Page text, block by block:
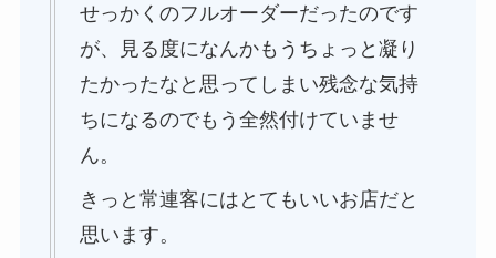
せっかくのフルオーダーだったのです
が、見る度になんかもうちょっと凝り
たかったなと思ってしまい残念な気持
ちになるのでもう全然付けていませ
ん。
きっと常連客にはとてもいいお店だと
思います。